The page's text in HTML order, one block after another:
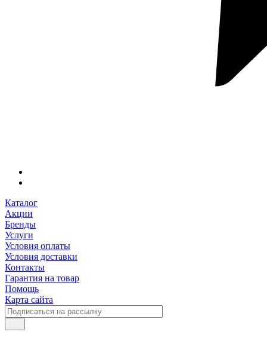
Каталог
Акции
Бренды
Услуги
Условия оплаты
Условия доставки
Контакты
Гарантия на товар
Помощь
Карта сайта